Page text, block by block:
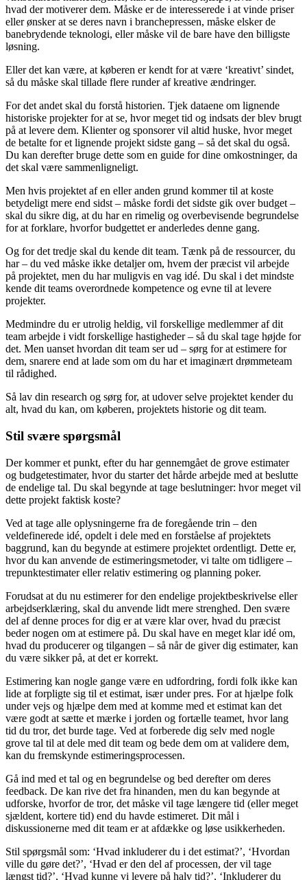
hvad der motiverer dem. Måske er de interesserede i at vinde priser
eller ønsker at se deres navn i branchepressen, måske elsker de
banebrydende teknologi, eller måske vil de bare have den billigste
løsning.
Eller det kan være, at køberen er kendt for at være ‘kreativt’ sindet,
så du måske skal tillade flere runder af kreative ændringer.
For det andet skal du forstå historien. Tjek dataene om lignende
historiske projekter for at se, hvor meget tid og indsats der blev brugt
på at levere dem. Klienter og sponsorer vil altid huske, hvor meget
de betalte for et lignende projekt sidste gang – så det skal du også.
Du kan derefter bruge dette som en guide for dine omkostninger, da
det skal være sammenligneligt.
Men hvis projektet af en eller anden grund kommer til at koste
betydeligt mere end sidst – måske fordi det sidste gik over budget –
skal du sikre dig, at du har en rimelig og overbevisende begrundelse
for at forklare, hvorfor budgettet er anderledes denne gang.
Og for det tredje skal du kende dit team. Tænk på de ressourcer, du
har – du ved måske ikke detaljer om, hvem der præcist vil arbejde
på projektet, men du har muligvis en vag idé. Du skal i det mindste
kende dit teams overordnede kompetence og evne til at levere
projekter.
Medmindre du er utrolig heldig, vil forskellige medlemmer af dit
team arbejde i vidt forskellige hastigheder – så du skal tage højde for
det. Men uanset hvordan dit team ser ud – sørg for at estimere for
dem, snarere end at lade som om du har et imaginært drømmeteam
til rådighed.
Så lav din research og sørg for, at udover selve projektet kender du
alt, hvad du kan, om køberen, projektets historie og dit team.
Stil svære spørgsmål
Der kommer et punkt, efter du har gennemgået de grove estimater
og budgetestimater, hvor du starter det hårde arbejde med at beslutte
de endelige tal. Du skal begynde at tage beslutninger: hvor meget vil
dette projekt faktisk koste?
Ved at tage alle oplysningerne fra de foregående trin – den
veldefinerede idé, opdelt i dele med en forståelse af projektets
baggrund, kan du begynde at estimere projektet ordentligt. Dette er,
hvor du kan anvende de estimeringsmetoder, vi talte om tidligere –
trepunktestimater eller relativ estimering og planning poker.
Forudsat at du nu estimerer for den endelige projektbeskrivelse eller
arbejdserklæring, skal du anvende lidt mere strenghed. Den svære
del af denne proces for dig er at være klar over, hvad du præcist
beder nogen om at estimere på. Du skal have en meget klar idé om,
hvad du producerer og tilgangen – så når de giver dig estimater, kan
du være sikker på, at det er korrekt.
Estimering kan nogle gange være en udfordring, fordi folk ikke kan
lide at forpligte sig til et estimat, især under pres. For at hjælpe folk
under vejs og hjælpe dem med at komme med et estimat kan det
være godt at sætte et mærke i jorden og fortælle teamet, hvor lang
tid du tror, det burde tage. Ved at forberede dig selv med nogle
grove tal til at dele med dit team og bede dem om at validere dem,
kan du fremskynde estimeringsprocessen.
Gå ind med et tal og en begrundelse og bed derefter om deres
feedback. De kan rive det fra hinanden, men du kan begynde at
udforske, hvorfor de tror, det måske vil tage længere tid (eller meget
sjældent, kortere tid) end du havde estimeret. Dit mål i
diskussionerne med dit team er at afdække og løse usikkerheden.
Stil spørgsmål som: ‘Hvad inkluderer du i det estimat?’, ‘Hvordan
ville du gøre det?’, ‘Hvad er den del af processen, der vil tage
længst tid?’, ‘Hvad kunne vi levere på halv tid?’, ‘Inkluderer du